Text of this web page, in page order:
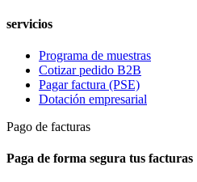
servicios
Programa de muestras
Cotizar pedido B2B
Pagar factura (PSE)
Dotación empresarial
Pago de facturas
Paga de forma segura tus facturas